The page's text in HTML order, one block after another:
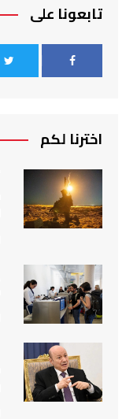
تابعونا على
اخترنا لكم